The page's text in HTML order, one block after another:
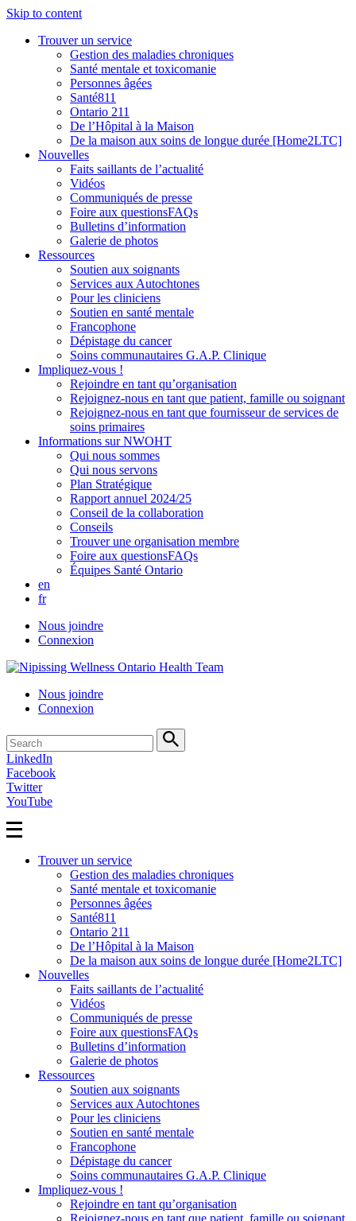
Skip to content
Trouver un service
Gestion des maladies chroniques
Santé mentale et toxicomanie
Personnes âgées
Santé811
Ontario 211
De l’Hôpital à la Maison
De la maison aux soins de longue durée [Home2LTC]
Nouvelles
Faits saillants de l’actualité
Vidéos
Communiqués de presse
Foire aux questionsFAQs
Bulletins d’information
Galerie de photos
Ressources
Soutien aux soignants
Services aux Autochtones
Pour les cliniciens
Soutien en santé mentale
Francophone
Dépistage du cancer
Soins communautaires G.A.P. Clinique
Impliquez-vous !
Rejoindre en tant qu’organisation
Rejoignez-nous en tant que patient, famille ou soignant
Rejoignez-nous en tant que fournisseur de services de
soins primaires
Informations sur NWOHT
Qui nous sommes
Qui nous servons
Plan Stratégique
Rapport annuel 2024/25
Conseil de la collaboration
Conseils
Trouver une organisation membre
Foire aux questionsFAQs
Équipes Santé Ontario
en
fr
Nous joindre
Connexion
Nous joindre
Connexion
Search
LinkedIn
Facebook
Twitter
YouTube
Trouver un service
Gestion des maladies chroniques
Santé mentale et toxicomanie
Personnes âgées
Santé811
Ontario 211
De l’Hôpital à la Maison
De la maison aux soins de longue durée [Home2LTC]
Nouvelles
Faits saillants de l’actualité
Vidéos
Communiqués de presse
Foire aux questionsFAQs
Bulletins d’information
Galerie de photos
Ressources
Soutien aux soignants
Services aux Autochtones
Pour les cliniciens
Soutien en santé mentale
Francophone
Dépistage du cancer
Soins communautaires G.A.P. Clinique
Impliquez-vous !
Rejoindre en tant qu’organisation
Rejoignez-nous en tant que patient, famille ou soignant